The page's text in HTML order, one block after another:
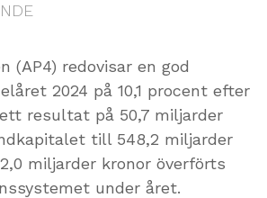
(AP4) redovisar en god
2024 på 10,1 procent efter
resultat på 50,7 miljarder
till 548,2 miljarder
miljarder kronor överförts
under året.